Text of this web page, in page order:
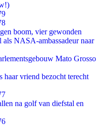
boom, vier gewonden
NASA-ambassadeur naar
Mato Grosso
haar vriend bezocht terecht
na golf van diefstal en